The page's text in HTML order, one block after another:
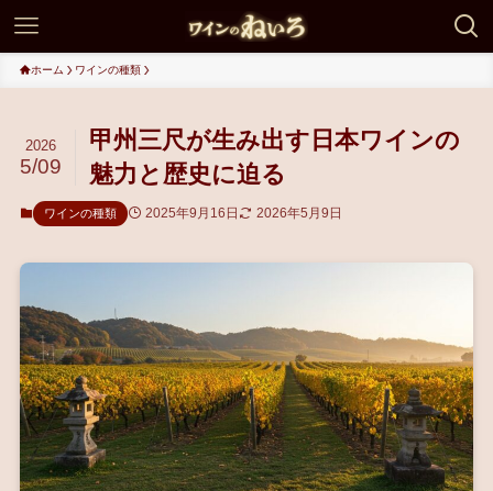
ホーム ワインの種類
甲州三尺が生み出す日本ワインの
魅力と歴史に迫る
2026
5/09
ワインの種類 2025年9月16日 2026年5月9日